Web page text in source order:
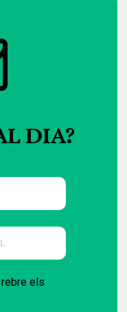
DIA?
els